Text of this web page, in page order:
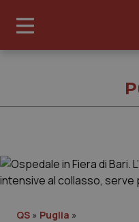
QS » Puglia »